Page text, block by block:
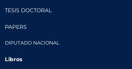
TESIS DOCTORAL
PAPERS
DIPUTADO NACIONAL
Libros